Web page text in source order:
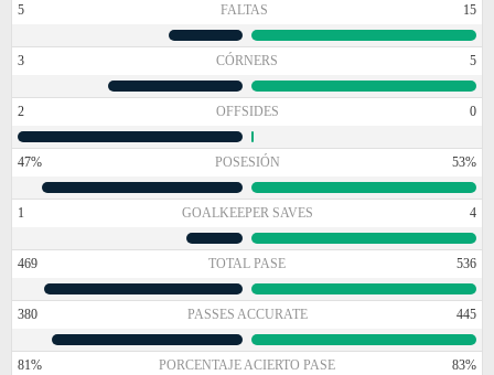
5 FALTAS 15
3 CÓRNERS 5
2 OFFSIDES 0
47% POSESIÓN 53%
1 GOALKEEPER SAVES 4
469 TOTAL PASE 536
380 PASSES ACCURATE 445
81% PORCENTAJE ACIERTO PASE 83%